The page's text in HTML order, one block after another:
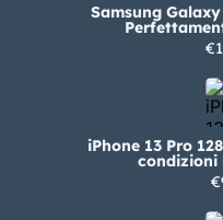
Samsung Galaxy
iPhone 13 Pro
condizioni